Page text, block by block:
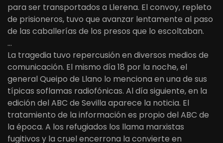
para ser transportados a Llerena. El convoy, repleto
de prisioneros, tuvo que avanzar lentamente al paso
de las caballerías de los presos que lo escoltaban.
…
La tragedia tuvo repercusión en diversos medios de
comunicación. El mismo día 18 por la noche, el
general Queipo de Llano lo menciona en una de sus
típicas soflamas radiofónicas. Al día siguiente, en la
edición del ABC de Sevilla aparece la noticia. El
tratamiento de la información es propio del ABC de
la época. A los refugiados los llama marxistas
fugitivos y la cruel encerrona la convierte en